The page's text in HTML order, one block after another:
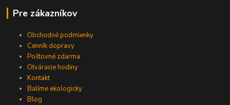
Pre zákazníkov
Obchodné podmienky
Cenník dopravy
Poštovné zdarma
Otváracie hodiny
Kontakt
Balíme ekologicky
Blog